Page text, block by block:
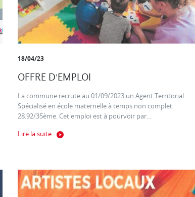
18/04/23
OFFRE D'EMPLOI
La commune recrute au 01/09/2023 un Agent Territorial
Spécialisé en école maternelle à temps non complet
28.92/35ème. Cet emploi est à pourvoir par...
Lire la suite